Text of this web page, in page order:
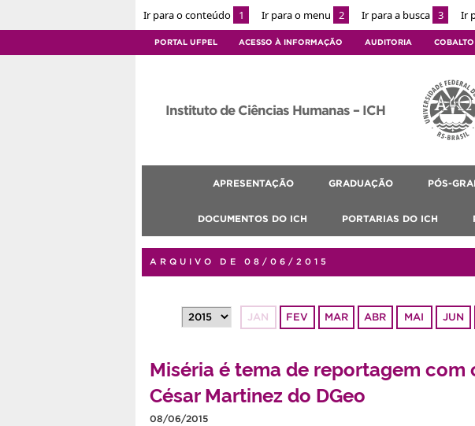
Ir para o conteúdo 1 Ir para o menu 2 Ir para a busca 3 Ir
PORTAL UFPEL ACESSO À INFORMAÇÃO AUDITORIA COBALTO
Instituto de Ciências Humanas – ICH
APRESENTAÇÃO GRADUAÇÃO PÓS-
DOCUMENTOS DO ICH PORTARIAS DO ICH
ARQUIVO DE 08/06/2015
JAN FEV MAR ABR MAI JUN
Miséria é tema de reportagem
César Martinez do DGeo
08/06/2015